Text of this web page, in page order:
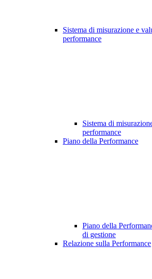
Sistema di misurazione e
performance
Sistema di
performance
Piano della Performance
Piano della
di gestione
Relazione sulla Performance